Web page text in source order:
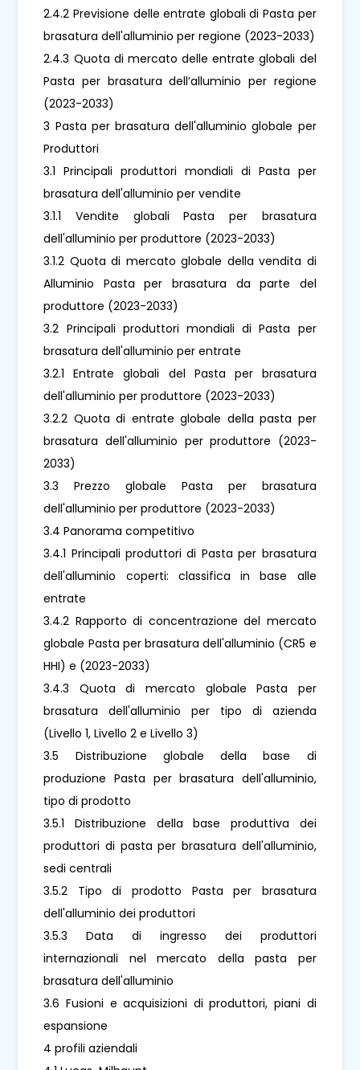
2.4.2 Previsione delle entrate globali di Pasta per
brasatura dell'alluminio per regione (2023-2033)
2.4.3 Quota di mercato delle entrate globali del
Pasta per brasatura dell’alluminio per regione
(2023-2033)
3 Pasta per brasatura dell'alluminio globale per
Produttori
3.1 Principali produttori mondiali di Pasta per
brasatura dell'alluminio per vendite
3.1.1 Vendite globali Pasta per brasatura
dell'alluminio per produttore (2023-2033)
3.1.2 Quota di mercato globale della vendita di
Alluminio Pasta per brasatura da parte del
produttore (2023-2033)
3.2 Principali produttori mondiali di Pasta per
brasatura dell'alluminio per entrate
3.2.1 Entrate globali del Pasta per brasatura
dell'alluminio per produttore (2023-2033)
3.2.2 Quota di entrate globale della pasta per
brasatura dell'alluminio per produttore (2023-
2033)
3.3 Prezzo globale Pasta per brasatura
dell'alluminio per produttore (2023-2033)
3.4 Panorama competitivo
3.4.1 Principali produttori di Pasta per brasatura
dell'alluminio coperti: classifica in base alle
entrate
3.4.2 Rapporto di concentrazione del mercato
globale Pasta per brasatura dell'alluminio (CR5 e
HHI) e (2023-2033)
3.4.3 Quota di mercato globale Pasta per
brasatura dell'alluminio per tipo di azienda
(Livello 1, Livello 2 e Livello 3)
3.5 Distribuzione globale della base di
produzione Pasta per brasatura dell'alluminio,
tipo di prodotto
3.5.1 Distribuzione della base produttiva dei
produttori di pasta per brasatura dell'alluminio,
sedi centrali
3.5.2 Tipo di prodotto Pasta per brasatura
dell'alluminio dei produttori
3.5.3 Data di ingresso dei produttori
internazionali nel mercato della pasta per
brasatura dell'alluminio
3.6 Fusioni e acquisizioni di produttori, piani di
espansione
4 profili aziendali